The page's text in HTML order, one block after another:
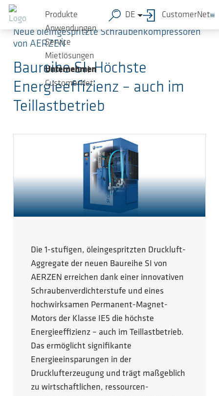
Zum Hauptinhalt springen
Produkte
Anwendungen
Service
Mietlösungen
Unternehmen
CustomerNet
DE CustomerNet
Neue öleingespritzte Schraubenkompressoren
von AERZEN
Baureihe SI: Höchste
Energieeffizienz – auch im
Teillastbetrieb
Die 1-stufigen, öleingespritzten Druckluft-
Aggregate der neuen Baureihe SI von
AERZEN erreichen dank einer innovativen
Schraubenverdichterstufe und eines
hochwirksamen Permanent-Magnet-
Motors der Klasse IE5 die höchste
Energieeffizienz – auch im Teillastbetrieb.
Das ermöglicht signifikante
Energieeinsparungen in der
Drucklufterzeugung und trägt maßgeblich
zu wirtschaftlichen, ressourcen-